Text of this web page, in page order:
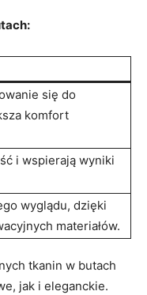
się do
komfort
i wspierają wyniki
wyglądu, dzięki
materiałów.
tkanin w butach
jak i eleganckie.